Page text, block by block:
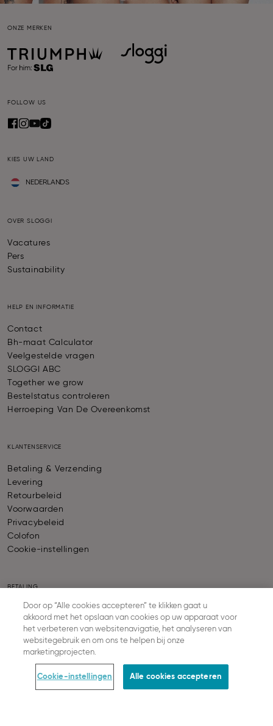
ONZE MERKEN
FOLLOW US
KIES UW LAND
NEDERLANDS
OVER SLOGGI
Vacatures
Pers
Sustainability
HELP EN INFORMATIE
Contact
Bh-maat Calculator
Veelgestelde vragen
SLOGGI ABC
Together we grow
Bestelstatus controleren
Herroeping Van De Overeenkomst
KLANTENSERVICE
Betaling & Verzending
Levering
Retourbeleid
Voorwaarden
Privacybeleid
Colofon
Cookie-instellingen
BETALING
VERZENDING
Door op “Alle cookies accepteren” te klikken gaat u
akkoord met het opslaan van cookies op uw apparaat voor
het verbeteren van websitenavigatie, het analyseren van
websitegebruik en om ons te helpen bij onze
marketingprojecten.
Cookie-instellingen Alle cookies accepteren